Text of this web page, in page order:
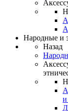
Народные и
Назад
и